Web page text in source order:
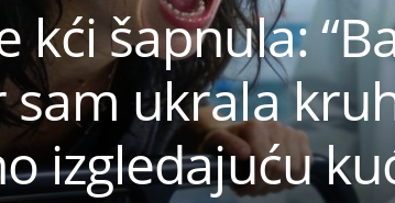
kći šapnula:
ukrala
izgledajuću